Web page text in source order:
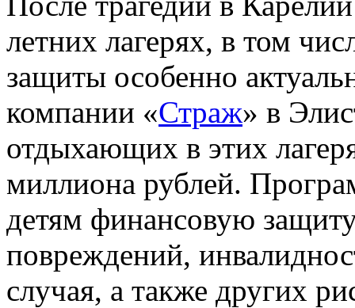
летних лагерях, в том
защиты особенно
компании «Страж» в
отдыхающих в этих
миллиона рублей.
детям финансовую
повреждений,
случая, а также других